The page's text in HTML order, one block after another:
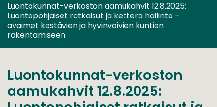
Luontokunnat-verkoston aamukahvit 12.8.2025:
Luontopohjaiset ratkaisut ja ketterä hallinto –
avaimet kestävien ja hyvinvoivien kuntien
rakentamiseen
Luontokunnat-verkoston
aamukahvit 12.8.2025: